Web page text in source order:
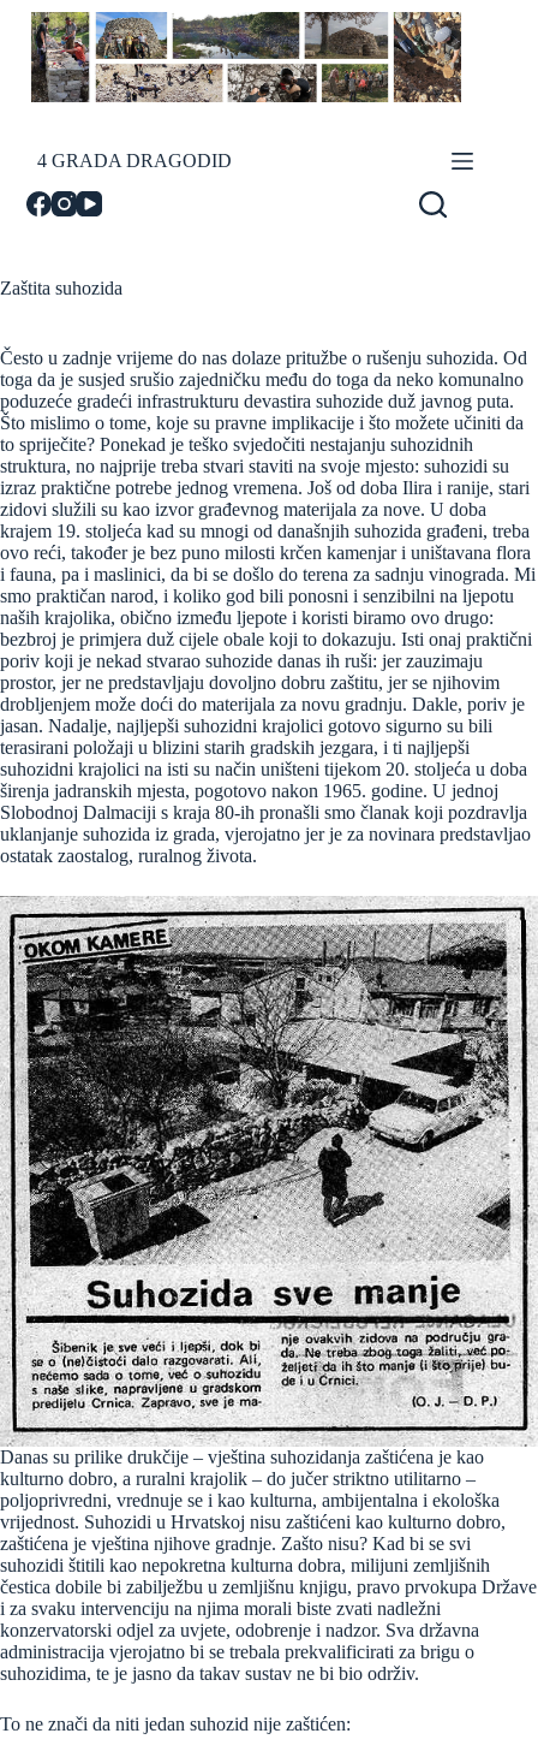
Skip
content
4 GRADA DRAGODID
Zaštita suhozida
Često u zadnje vrijeme do nas dolaze pritužbe o rušenju suhozida. Od
toga da je susjed srušio zajedničku među do toga da neko komunalno
poduzeće gradeći infrastrukturu devastira suhozide duž javnog puta.
Što mislimo o tome, koje su pravne implikacije i što možete učiniti da
to spriječite? Ponekad je teško svjedočiti nestajanju suhozidnih
struktura, no najprije treba stvari staviti na svoje mjesto: suhozidi su
izraz praktične potrebe jednog vremena. Još od doba Ilira i ranije, stari
zidovi služili su kao izvor građevnog materijala za nove. U doba
krajem 19. stoljeća kad su mnogi od današnjih suhozida građeni, treba
ovo reći, također je bez puno milosti krčen kamenjar i uništavana flora
i fauna, pa i maslinici, da bi se došlo do terena za sadnju vinograda. Mi
smo praktičan narod, i koliko god bili ponosni i senzibilni na ljepotu
naših krajolika, obično između ljepote i koristi biramo ovo drugo:
bezbroj je primjera duž cijele obale koji to dokazuju. Isti onaj praktični
poriv koji je nekad stvarao suhozide danas ih ruši: jer zauzimaju
prostor, jer ne predstavljaju dovoljno dobru zaštitu, jer se njihovim
drobljenjem može doći do materijala za novu gradnju. Dakle, poriv je
jasan. Nadalje, najljepši suhozidni krajolici gotovo sigurno su bili
terasirani položaji u blizini starih gradskih jezgara, i ti najljepši
suhozidni krajolici na isti su način uništeni tijekom 20. stoljeća u doba
širenja jadranskih mjesta, pogotovo nakon 1965. godine. U jednoj
Slobodnoj Dalmaciji s kraja 80-ih pronašli smo članak koji pozdravlja
uklanjanje suhozida iz grada, vjerojatno jer je za novinara predstavljao
ostatak zaostalog, ruralnog života.
Danas su prilike drukčije – vještina suhozidanja zaštićena je kao
kulturno dobro, a ruralni krajolik – do jučer striktno utilitarno –
poljoprivredni, vrednuje se i kao kulturna, ambijentalna i ekološka
vrijednost. Suhozidi u Hrvatskoj nisu zaštićeni kao kulturno dobro,
zaštićena je vještina njihove gradnje. Zašto nisu? Kad bi se svi
suhozidi štitili kao nepokretna kulturna dobra, milijuni zemljišnih
čestica dobile bi zabilježbu u zemljišnu knjigu, pravo prvokupa Države
i za svaku intervenciju na njima morali biste zvati nadležni
konzervatorski odjel za uvjete, odobrenje i nadzor. Sva državna
administracija vjerojatno bi se trebala prekvalificirati za brigu o
suhozidima, te je jasno da takav sustav ne bi bio održiv.
To ne znači da niti jedan suhozid nije zaštićen: